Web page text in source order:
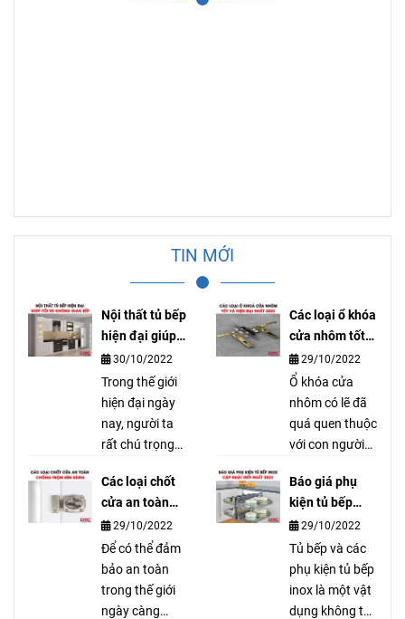
TIN MỚI
Nội thất tủ bếp
hiện đại giúp
tối ưu không
gian bếp
30/10/2022
Trong thế giới
hiện đại ngày
nay, người ta
rất chú trọng
kế một không
gian bếp sao
cho hiện đại và
đẹp mắt nhất.
Do đó mà tủ
bếp và nội thất
tủ bếp cũng là
Các loại ổ khóa
cửa nhôm tốt
và hiện đại
nhất
29/10/2022
Ổ khóa cửa
nhôm có lẽ đã
quá quen thuộc
với con người
nay vì những
công dụng mà
nó mang lại. Để
hiểu rõ hơn về
các loại ổ khóa
này, hãy cùng
DTC tìm hiểu
Các loại chốt
cửa an toàn
chống trộm
nên dùng
29/10/2022
Để có thể đảm
bảo an toàn
trong thế giới
ngày càng
Báo giá phụ
kiện tủ bếp
inox cập nhật
mới nhất
29/10/2022
Tủ bếp và các
phụ kiện tủ bếp
inox là một vật
dụng không thể